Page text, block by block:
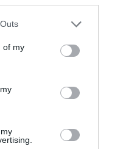
of myainda o elenco
Pepper, Adam
Ribisi, Jeremy
entre outros.
Soldado Ryan”